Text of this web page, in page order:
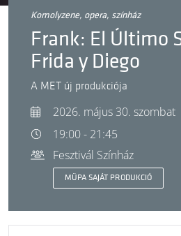
komolyzene, opera, színház
Frank: El Último
Frida y Diego
A MET új produkciója
2026. május 30. szombat
19:00 - 21:45
Fesztivál Színház
MÜPA SAJÁT PRODUKCIÓ